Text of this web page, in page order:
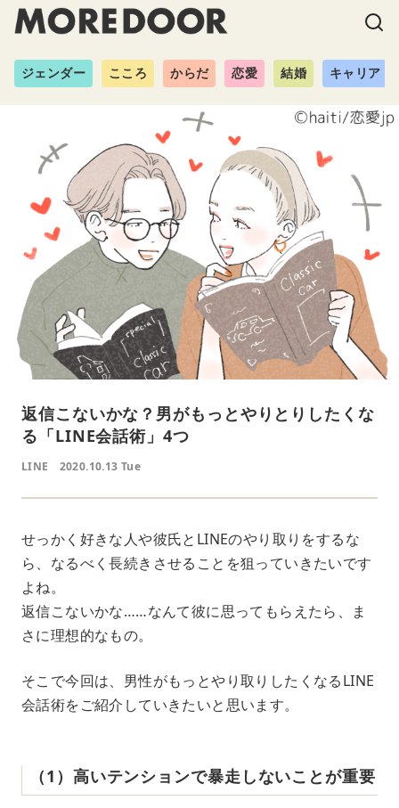
ジェンダー こころ からだ 恋愛 結婚 キャリア
返信こないかな？男がもっとやりとりしたくな
る「LINE会話術」4つ
LINE 2020.10.13 Tue
せっかく好きな人や彼氏とLINEのやり取りをするな
ら、なるべく長続きさせることを狙っていきたいです
よね。
返信こないかな……なんて彼に思ってもらえたら、ま
さに理想的なもの。
そこで今回は、男性がもっとやり取りしたくなるLINE
会話術をご紹介していきたいと思います。
（1）高いテンションで暴走しないことが重要